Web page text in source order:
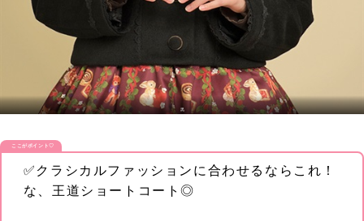
黒
ここがポイント♡
✅クラシカルファッションに合わせるならこれ！
な、王道ショートコート◎